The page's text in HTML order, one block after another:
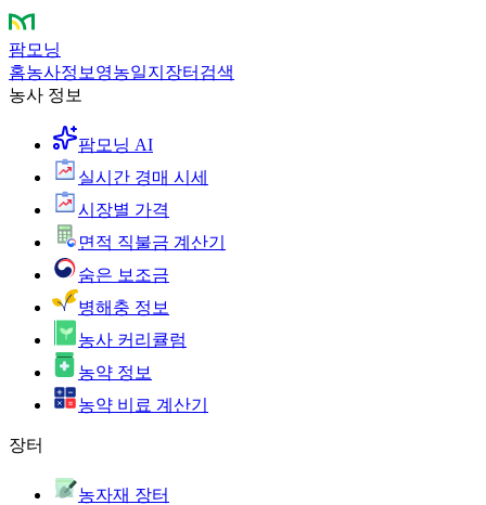
팜모닝
홈농사정보 영농일지 장터 검색
농사 정보
팜모닝 AI
실시간 경매 시세
시장별 가격
면적 직불금 계산기
숨은 보조금
병해충 정보
농사 커리큘럼
농약 정보
농약 비료 계산기
장터
농자재 장터